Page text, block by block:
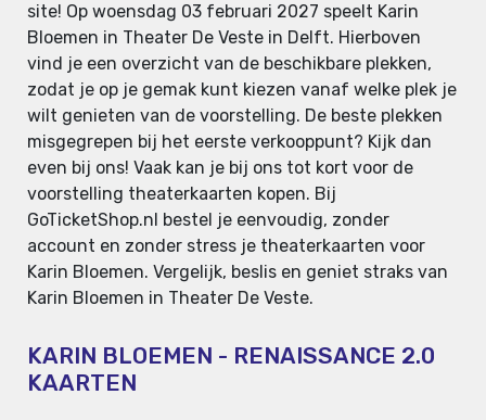
site! Op woensdag 03 februari 2027 speelt Karin
Bloemen in Theater De Veste in Delft. Hierboven
vind je een overzicht van de beschikbare plekken,
zodat je op je gemak kunt kiezen vanaf welke plek je
wilt genieten van de voorstelling. De beste plekken
misgegrepen bij het eerste verkooppunt? Kijk dan
even bij ons! Vaak kan je bij ons tot kort voor de
voorstelling theaterkaarten kopen. Bij
GoTicketShop.nl bestel je eenvoudig, zonder
account en zonder stress je theaterkaarten voor
Karin Bloemen. Vergelijk, beslis en geniet straks van
Karin Bloemen in Theater De Veste.
KARIN BLOEMEN - RENAISSANCE 2.0
KAARTEN